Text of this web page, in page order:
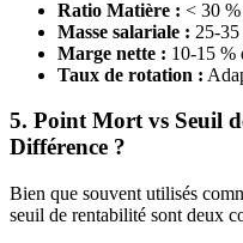
Ratio Matière : < 30
Masse salariale : 25-
Marge nette : 10-15 %
Taux de rotation :
5. Point Mort vs Seuil
Différence ?
Bien que souvent utilisés
seuil de rentabilité sont deux